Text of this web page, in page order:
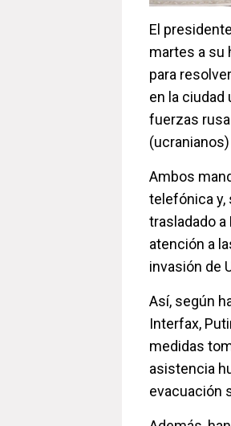
El
martes a su
para
en la ciudad
fuerzas
Ambos
telefónica y,
trasladado a
atención a
invasión de
Así, según
Interfax,
medidas
asistencia
evacuación